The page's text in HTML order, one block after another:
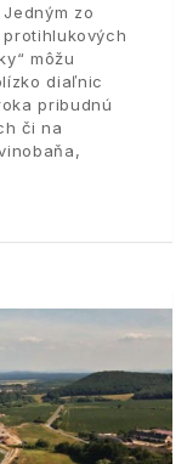
zo
môžu
diaľnic
pribudnú
či na